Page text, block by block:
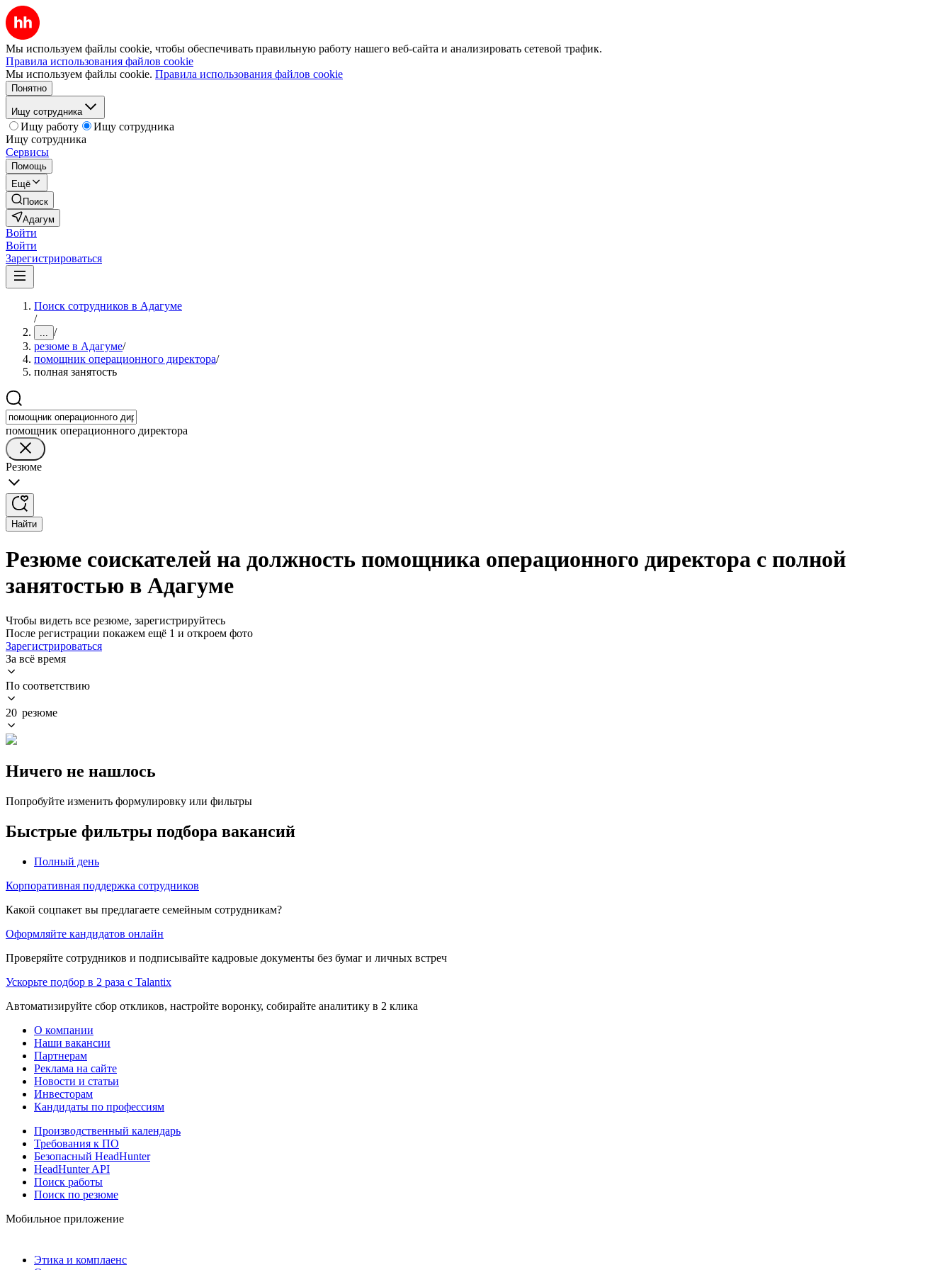
Мы используем файлы cookie, чтобы обеспечивать правильную работу нашего веб-сайта и анализировать сетевой трафик.
Правила использования файлов cookie
Мы используем файлы cookie. Правила использования файлов cookie
Понятно
Ищу сотрудника
Ищу работу
Ищу сотрудника
Ищу сотрудника
Сервисы
Помощь
Ещё
Поиск
Адагум
Войти
Войти
Зарегистрироваться
Поиск сотрудников в Адагуме
/
... /
резюме в Адагуме/
помощник операционного директора/
полная занятость
помощник операционного директора
Резюме
Найти
Резюме соискателей на должность помощника операционного директора с полной
занятостью в Адагуме
Чтобы видеть все резюме, зарегистрируйтесь
После регистрации покажем ещё 1 и откроем фото
Зарегистрироваться
За всё время
По соответствию
20 резюме
Ничего не нашлось
Попробуйте изменить формулировку или фильтры
Быстрые фильтры подбора вакансий
Полный день
Корпоративная поддержка сотрудников
Какой соцпакет вы предлагаете семейным сотрудникам?
Оформляйте кандидатов онлайн
Проверяйте сотрудников и подписывайте кадровые документы без бумаг и личных встреч
Ускорьте подбор в 2 раза с Talantix
Автоматизируйте сбор откликов, настройте воронку, собирайте аналитику в 2 клика
О компании
Наши вакансии
Партнерам
Реклама на сайте
Новости и статьи
Инвесторам
Кандидаты по профессиям
Производственный календарь
Требования к ПО
Безопасный HeadHunter
HeadHunter API
Поиск работы
Поиск по резюме
Мобильное приложение
Этика и комплаенс